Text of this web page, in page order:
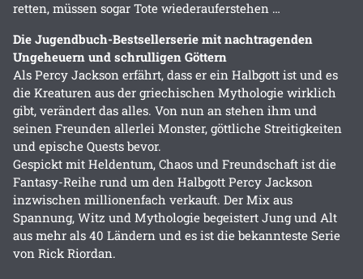
retten, müssen sogar Tote wiederauferstehen …
Die Jugendbuch-Bestsellerserie mit nachtragenden
Ungeheuern und schrulligen Göttern
Als Percy Jackson erfährt, dass er ein Halbgott ist und es
die Kreaturen aus der griechischen Mythologie wirklich
gibt, verändert das alles. Von nun an stehen ihm und
seinen Freunden allerlei Monster, göttliche Streitigkeiten
und epische Quests bevor.
Gespickt mit Heldentum, Chaos und Freundschaft ist die
Fantasy-Reihe rund um den Halbgott Percy Jackson
inzwischen millionenfach verkauft. Der Mix aus
Spannung, Witz und Mythologie begeistert Jung und Alt
aus mehr als 40 Ländern und es ist die bekannteste Serie
von Rick Riordan.